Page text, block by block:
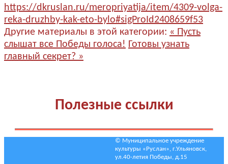
https://dkruslan.ru/meropriyatija/item/4309-volga-
reka-druzhby-kak-eto-bylo#sigProId2408659f53
Другие материалы в этой категории: « Пусть
слышат все Победы голоса! Готовы узнать
главный секрет? »
Полезные ссылки
© Муниципальное учреждение
культуры «Руслан», г.Ульяновск,
ул.40-летия Победы, д.15